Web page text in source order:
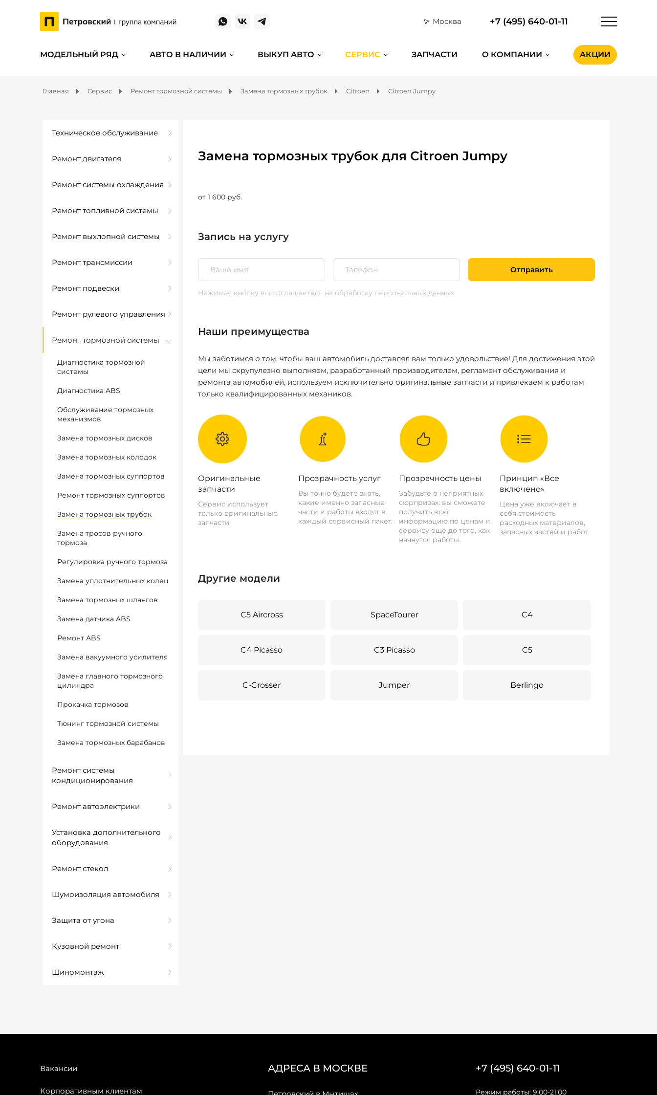
Москва +7 (495) 640-01-11
МОДЕЛЬНЫЙ РЯД АВТО В НАЛИЧИИ ВЫКУП АВТО СЕРВИС ЗАПЧАСТИ О КОМПАНИИ АКЦИИ
Главная Сервис Ремонт тормозной системы Замена тормозных трубок Citroen Citroen Jumpy
Техническое обслуживание
Ремонт двигателя
Ремонт системы охлаждения
Ремонт топливной системы
Ремонт выхлопной системы
Ремонт трансмиссии
Ремонт подвески
Ремонт рулевого управления
Ремонт тормозной системы
Диагностика тормозной
системы
Диагностика ABS
Обслуживание тормозных
механизмов
Замена тормозных дисков
Замена тормозных колодок
Замена тормозных суппортов
Ремонт тормозных суппортов
Замена тормозных трубок
Замена тросов ручного
тормоза
Регулировка ручного тормоза
Замена уплотнительных колец
Замена тормозных шлангов
Замена датчика ABS
Ремонт ABS
Замена вакуумного усилителя
Замена главного тормозного
цилиндра
Прокачка тормозов
Тюнинг тормозной системы
Замена тормозных барабанов
Ремонт системы
кондиционирования
Ремонт автоэлектрики
Установка дополнительного
оборудования
Ремонт стекол
Шумоизоляция автомобиля
Защита от угона
Кузовной ремонт
Шиномонтаж
Замена тормозных трубок для Citroen Jumpy
от 1 600 руб.
Запись на услугу
Отправить
Нажимая кнопку вы соглашаетесь на обработку персональных данных
Наши преимущества
Мы заботимся о том, чтобы ваш автомобиль доставлял вам только удовольствие! Для достижения этой
цели мы скрупулезно выполняем, разработанный производителем, регламент обслуживания и
ремонта автомобилей, используем исключительно оригинальные запчасти и привлекаем к работам
только квалифицированных механиков.
Оригинальные
запчасти
Сервис использует
только оригинальные
запчасти
Прозрачность услуг
Вы точно будете знать,
какие именно запасные
части и работы входят в
каждый сервисный пакет.
Прозрачность цены
Забудьте о неприятных
сюрпризах: вы сможете
получить всю
информацию по ценам и
сервису еще до того, как
начнутся работы.
Принцип «Все
включено»
Цена уже включает в
себя стоимость
расходных материалов,
запасных частей и работ.
Другие модели
C5 Aircross SpaceTourer C4
C4 Picasso C3 Picasso C5
C-Crosser Jumper Berlingo
Вакансии
Корпоративным клиентам
АДРЕСА В МОСКВЕ +7 (495) 640-01-11
Режим работы: 9.00-21.00